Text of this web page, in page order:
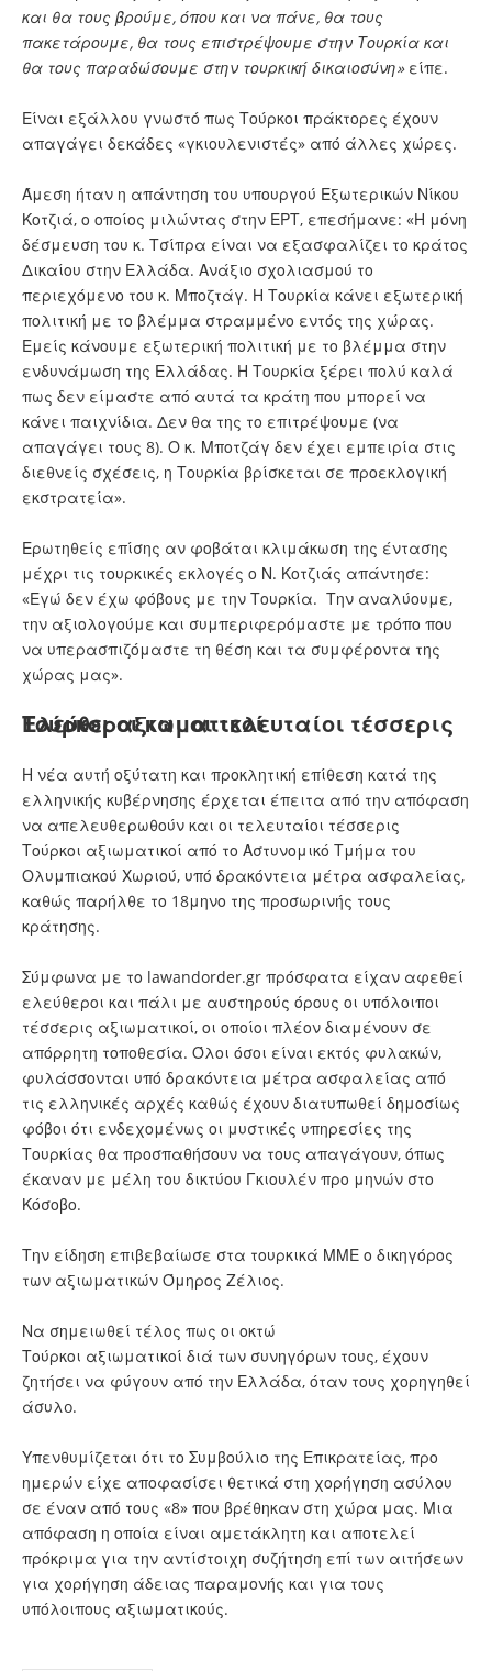
και θα τους βρούμε, όπου και να πάνε, θα τους
πακετάρουμε, θα τους επιστρέψουμε στην Τουρκία και
θα τους παραδώσουμε στην τουρκική δικαιοσύνη»είπε.
Είναι εξάλλου γνωστό πως Τούρκοι πράκτορες έχουν
απαγάγει δεκάδες «γκιουλενιστές» από άλλες χώρες.
Άμεση ήταν η απάντηση του υπουργού Εξωτερικών Νίκου
Κοτζιά, ο οποίος μιλώντας στην ΕΡΤ, επεσήμανε: «Η μόνη
δέσμευση του κ. Τσίπρα είναι να εξασφαλίζει το κράτος
Δικαίου στην Ελλάδα. Ανάξιο σχολιασμού το
περιεχόμενο του κ. Μποζτάγ. Η Τουρκία κάνει εξωτερική
πολιτική με το βλέμμα στραμμένο εντός της χώρας.
Εμείς κάνουμε εξωτερική πολιτική με το βλέμμα στην
ενδυνάμωση της Ελλάδας. Η Τουρκία ξέρει πολύ καλά
πως δεν είμαστε από αυτά τα κράτη που μπορεί να
κάνει παιχνίδια. Δεν θα της το επιτρέψουμε (να
απαγάγει τους 8). Ο κ. Μποτζάγ δεν έχει εμπειρία στις
διεθνείς σχέσεις, η Τουρκία βρίσκεται σε προεκλογική
εκστρατεία».
Ερωτηθείς επίσης αν φοβάται κλιμάκωση της έντασης
μέχρι τις τουρκικές εκλογές ο Ν. Κοτζιάς απάντησε:
«Εγώ δεν έχω φόβους με την Τουρκία. Την αναλύουμε,
την αξιολογούμε και συμπεριφερόμαστε με τρόπο που
να υπερασπιζόμαστε τη θέση και τα συμφέροντα της
χώρας μας».
Ελεύθεροι και οι τελευταίοι τέσσερις Τούρκοι αξιωματικοί
Η νέα αυτή οξύτατη και προκλητική επίθεση κατά της
ελληνικής κυβέρνησης έρχεται έπειτα από την απόφαση
να απελευθερωθούν και οι τελευταίοι τέσσερις
Τούρκοι αξιωματικοί από το Αστυνομικό Τμήμα του
Ολυμπιακού Χωριού, υπό δρακόντεια μέτρα ασφαλείας,
καθώς παρήλθε το 18μηνο της προσωρινής τους
κράτησης.
Σύμφωνα με το lawandorder.gr πρόσφατα είχαν αφεθεί
ελεύθεροι και πάλι με αυστηρούς όρους οι υπόλοιποι
τέσσερις αξιωματικοί, οι οποίοι πλέον διαμένουν σε
απόρρητη τοποθεσία. Όλοι όσοι είναι εκτός φυλακών,
φυλάσσονται υπό δρακόντεια μέτρα ασφαλείας από
τις ελληνικές αρχές καθώς έχουν διατυπωθεί δημοσίως
φόβοι ότι ενδεχομένως οι μυστικές υπηρεσίες της
Τουρκίας θα προσπαθήσουν να τους απαγάγουν, όπως
έκαναν με μέλη του δικτύου Γκιουλέν προ μηνών στο
Κόσοβο.
Την είδηση επιβεβαίωσε στα τουρκικά ΜΜΕ ο δικηγόρος
των αξιωματικών Όμηρος Ζέλιος.
Να σημειωθεί τέλος πως οι οκτώ
Τούρκοι αξιωματικοί διά των συνηγόρων τους, έχουν
ζητήσει να φύγουν από την Ελλάδα, όταν τους χορηγηθεί
άσυλo.
Υπενθυμίζεται ότι το Συμβούλιο της Επικρατείας, προ
ημερών είχε αποφασίσει θετικά στη χορήγηση ασύλου
σε έναν από τους «8» που βρέθηκαν στη χώρα μας. Μια
απόφαση η οποία είναι αμετάκλητη και αποτελεί
πρόκριμα για την αντίστοιχη συζήτηση επί των αιτήσεων
για χορήγηση άδειας παραμονής και για τους
υπόλοιπους αξιωματικούς.